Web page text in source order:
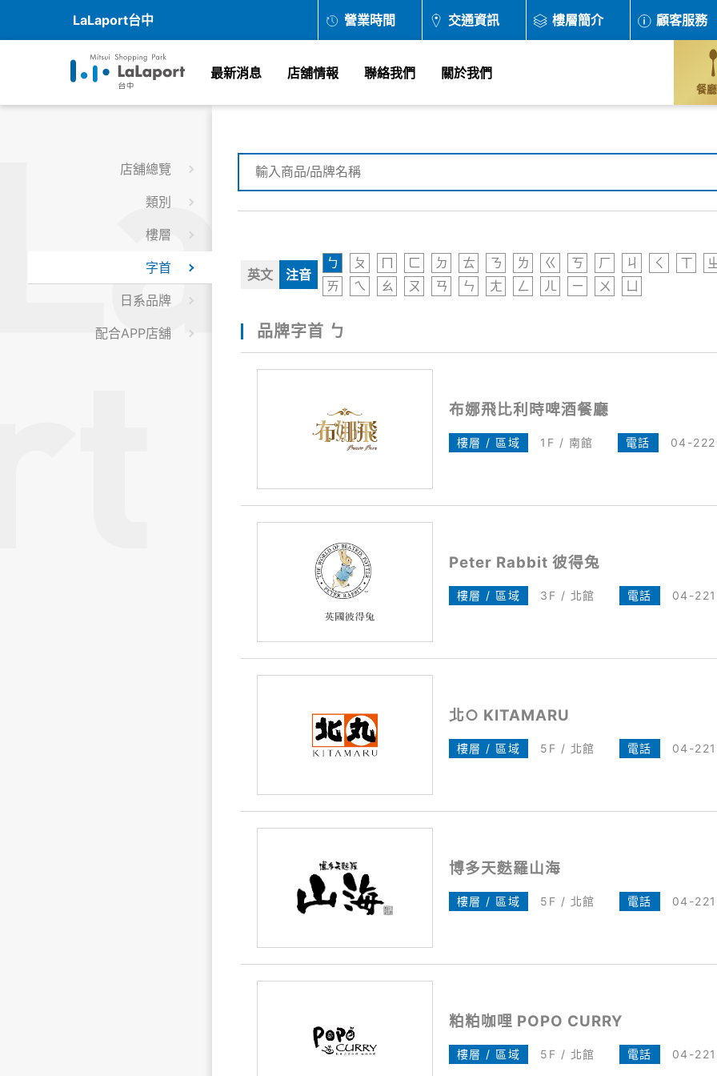
LaLaport台中 營業時間 交通資訊 樓層簡介 顧客服務
最新消息 店舖情報 聯絡我們 關於我們
餐
店舖總覽
類別
樓層
字首
日系品牌
配合APP店舖
英文 注音
ㄅ ㄆ ㄇ ㄈ ㄉ ㄊ ㄋ ㄌ ㄍ ㄎ ㄏ ㄐ ㄑ ㄒ
ㄞ
ㄟ ㄠ ㄡ ㄢ ㄣ ㄤ ㄥ ㄦ ㄧ ㄨ ㄩ
品牌字首 ㄅ
布娜飛比利時啤酒餐廳
樓層 / 區域 1F / 南館 電話 04-
Peter Rabbit 彼得兔
樓層 / 區域 3F / 北館 電話 04-
北○ KITAMARU
樓層 / 區域 5F / 北館 電話 04-
博多天麩羅山海
樓層 / 區域 5F / 北館 電話 04-
粕粕咖哩 POPO CURRY
樓層 / 區域 5F / 北館 電話 04-